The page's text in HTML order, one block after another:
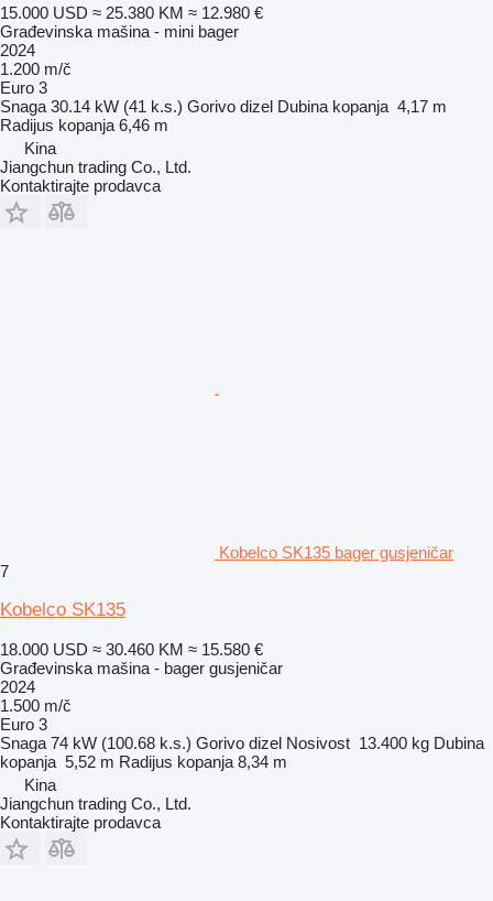
15.000 USD ≈ 25.380 KM ≈ 12.980 €
Građevinska mašina - mini bager
2024
1.200 m/č
Euro 3
Snaga 30.14 kW (41 k.s.) Gorivo dizel Dubina kopanja 4,17 m
Radijus kopanja 6,46 m
Kina
Jiangchun trading Co., Ltd.
Kontaktirajte prodavca
Kobelco SK135 bager gusjeničar
7
Kobelco SK135
18.000 USD ≈ 30.460 KM ≈ 15.580 €
Građevinska mašina - bager gusjeničar
2024
1.500 m/č
Euro 3
Snaga 74 kW (100.68 k.s.) Gorivo dizel Nosivost 13.400 kg Dubina
kopanja 5,52 m Radijus kopanja 8,34 m
Kina
Jiangchun trading Co., Ltd.
Kontaktirajte prodavca